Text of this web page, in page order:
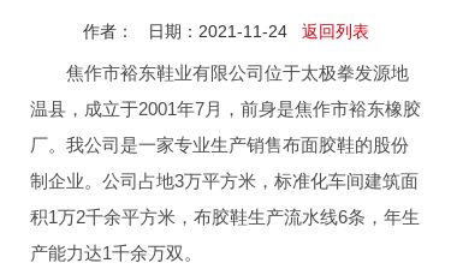
作者： 日期：2021-11-24 返回列表
焦作市裕东鞋业有限公司位于太极拳发源地
温县，成立于2001年7月，前身是焦作市裕东橡胶
厂。我公司是一家专业生产销售布面胶鞋的股份
制企业。公司占地3万平方米，标准化车间建筑面
积1万2千余平方米，布胶鞋生产流水线6条，年生
产能力达1千余万双。